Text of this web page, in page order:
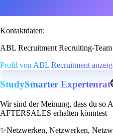
Kontaktdaten:
ABL Recruitment Recruiting-Team
Profil von ABL Recruitment
StudySmarter Expertenrat
Wir sind der Meinung, dass du
AFTERSALES erhalten könntest
✨Netzwerken, Netzwerken,